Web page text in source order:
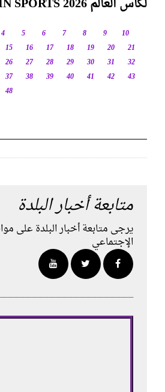
4 5 6 7 8 9
10
15 16 17 18 19 20
21
26 27 28 29 30 31
32
37 38 39 40 41 42
43
48
متابعة أخبار البلدة
يرجى متابعة أخبار البلدة على
الإجتماعي